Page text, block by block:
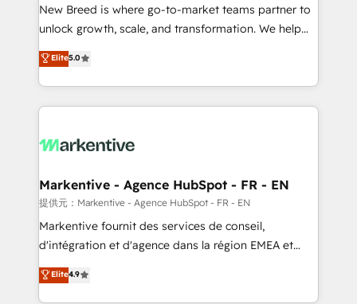
to automate growth. 🏆 Elite Excellence - 8 platform
accreditations and deep HIPAA-compliance
expertise. - A team of 250+ experts dedicated to
your resilient growth.
New Breed is where go-to-market teams partner to
unlock growth, scale, and transformation. We help
companies activate HubSpot’s AI-powered
customer platform and operationalize HubSpot’s
Loop Marketing framework through expert-led
services, smart agents, and purpose-built apps,
results, fast. ⚙️CRM & RevOps: Align all Hubs to your
🎯Demand Gen & ABM: Drive pipeline with inbound,
ABM, AEO, SEO, & paid media. 👩‍💻Web Design:
Build high-performing websites with UX, messaging,
& conversion strategy that drive results. 🤖AI
AI, & maximize AEO with tailored AI services. 🧩
Integrations: Extend HubSpot with custom
Elite5.0
Markentive - Agence HubSpot - FR - EN
提供元：Markentive - Agence HubSpot - FR - EN
Markentive fournit des services de conseil,
d'intégration et d'agence dans la région EMEA et
North America. Avec plus de 115 experts en
marketing automation, Growth, Revops, CRM et
Elite4.9